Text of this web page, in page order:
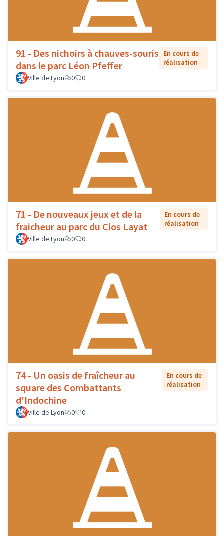
91 - Des nichoirs à chauves-souris
dans le parc Léon Pfeffer
En cours de
réalisation
Ville de Lyon
0 0
71 - De nouveaux jeux et de la
fraicheur au parc du Clos Layat
En cours de
réalisation
Ville de Lyon
0 0
74 - Un oasis de fraîcheur au
square des Combattants
d'Indochine
En cours de
réalisation
Ville de Lyon 0 0